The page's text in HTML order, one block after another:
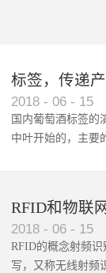
标签，传递
2018 - 06 - 15
国内葡萄酒标签
中叶开始的，主要
RFID和物联
2018 - 06 - 15
RFID的概念射频识
写，又称无线射频